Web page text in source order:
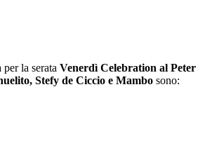
la serata Venerdì Celebration al Peter
Stefy de Ciccio e Mambo sono: